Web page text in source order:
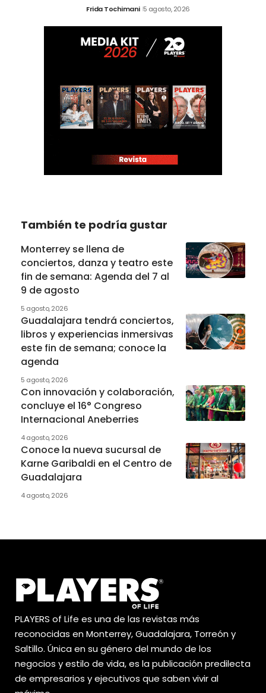
Frida Tochimani 5 agosto, 2026
También te podría gustar
Monterrey se llena de
conciertos, danza y teatro este
fin de semana: Agenda del 7 al
9 de agosto
5 agosto, 2026
Guadalajara tendrá conciertos,
libros y experiencias inmersivas
este fin de semana; conoce la
agenda
5 agosto, 2026
Con innovación y colaboración,
concluye el 16° Congreso
Internacional Aneberries
4 agosto, 2026
Conoce la nueva sucursal de
Karne Garibaldi en el Centro de
Guadalajara
4 agosto, 2026
PLAYERS of Life es una de las revistas más
reconocidas en Monterrey, Guadalajara, Torreón y
Saltillo. Única en su género del mundo de los
negocios y estilo de vida, es la publicación predilecta
de empresarios y ejecutivos que saben vivir al